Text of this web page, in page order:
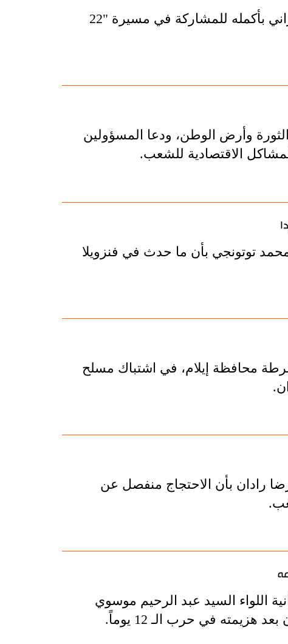
دعت المؤسسات، المنظمات والأحزاب الشعب الإيراني بأكمله للمشاركة في مسيرة "22
وأرض الوطن، ودعا المسؤولين
الاقتصادية للشعب.
محمد توتونجي بأن ما حدث في فنزويلا
محافظة إيلام، في اشتباك مسلح
رضا رادان بأن الاحتجاج منفصل عن
اللواء السيد عبد الرحيم موسوي
هزيمته في حرب الـ 12 يوماً.